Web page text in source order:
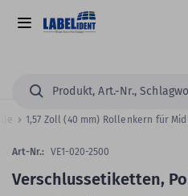
Hauptinhalt
springen
Alle
Suchen...
1,57 Zoll (40 mm) Rollenkern für
Verschlussetiketten,
Art-Nr.: VE1-020-2500